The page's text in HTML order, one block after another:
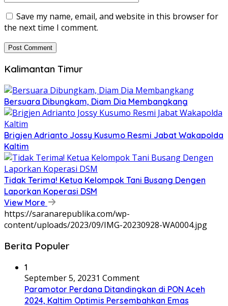
Save my name, email, and website in this browser for
the next time I comment.
Kalimantan Timur
Bersuara Dibungkam, Diam Dia Membangkang
Brigjen Adrianto Jossy Kusumo Resmi Jabat Wakapolda
Kaltim
Tidak Terima! Ketua Kelompok Tani Busang Dengen
Laporkan Koperasi DSM
View More
https://saranarepublika.com/wp-
content/uploads/2023/09/IMG-20230928-WA0004.jpg
Berita Populer
1
September 5, 20231 Comment
Paramotor Perdana Ditandingkan di PON Aceh
2024, Kaltim Optimis Persembahkan Emas